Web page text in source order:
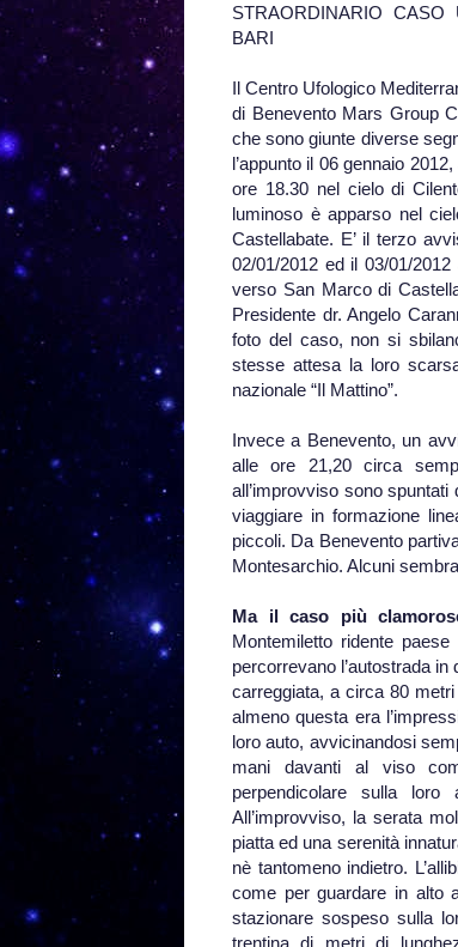
STRAORDINARIO CASO
BARI
Il Centro Ufologico
di Benevento Mars Group
che sono giunte diverse
l’appunto il 06 gennaio
ore 18.30 nel cielo di
luminoso è apparso nel
Castellabate. E’ il terzo
02/01/2012 ed il 03/01/
verso San Marco di
Presidente dr. Angelo
foto del caso, non si
stesse attesa la loro
nazionale “Il Mattino”.
Invece a Benevento, un
alle ore 21,20 circa
all’improvviso sono
viaggiare in formazione
piccoli. Da Benevento
Montesarchio. Alcuni
Ma il caso più
Montemiletto ridente
percorrevano l’autostrada
carreggiata, a circa 80
almeno questa era
loro auto, avvicinandosi
mani davanti al viso
perpendicolare sulla loro
All’improvviso, la serata
piatta ed una serenità
nè tantomeno indietro.
come per guardare in alto
stazionare sospeso sulla